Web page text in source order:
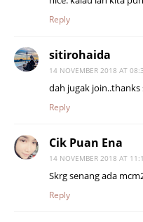
Reply
sitirohaida
14 NOVEMBER 2018 AT
dah jugak join..thanks
Reply
Cik Puan Ena
14 NOVEMBER 2018 AT
Skrg senang ada
Reply